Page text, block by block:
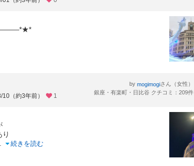
（約3年前） 1
by mogimogiさん（女性）
銀座・有楽町・日比谷 クチコミ：209件
続きを読む